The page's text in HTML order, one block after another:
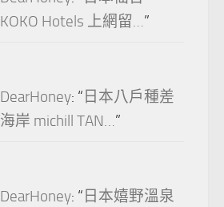
KOKO Hotels 上網留…”
DearHoney: “ 日本八戶種差
海岸 michill TAN…”
DearHoney: “ 日本嬉野溫泉